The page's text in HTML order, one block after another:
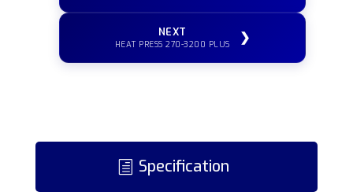
NEXT
HEAT PRESS 270-3200 PLUS ❯
Specification